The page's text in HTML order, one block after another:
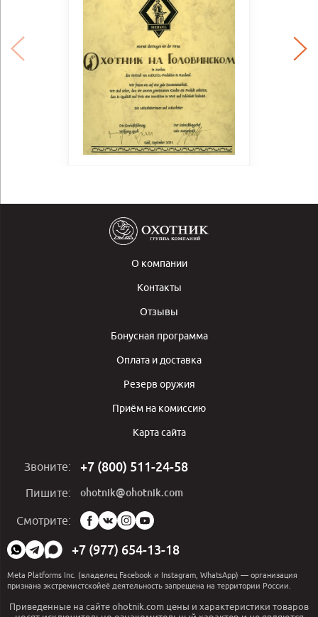
О компании
Контакты
Отзывы
Бонусная программа
Оплата и доставка
Резерв оружия
Приём на комиссию
Карта сайта
Звоните: +7 (800) 511-24-58
Пишите: ohotnik@ohotnik.com
Смотрите:
Мы
в
социальных
сетях:
+7 (977) 654-13-18
Meta Platforms Inc. (владелец Facebook и Instagram, WhatsApp) — организация
признана экстремистскойеё деятельность запрещена на территории России.
Приведенные на сайте ohotnik.com цены и характеристики товаров